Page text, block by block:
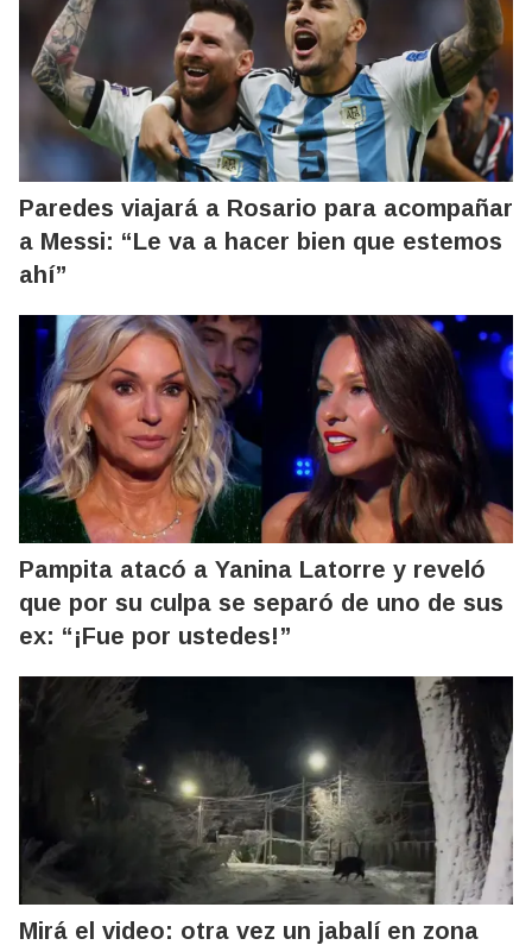
Paredes viajará a Rosario para acompañar
a Messi: “Le va a hacer bien que estemos
ahí”
Pampita atacó a Yanina Latorre y reveló
que por su culpa se separó de uno de sus
ex: “¡Fue por ustedes!”
Mirá el video: otra vez un jabalí en zona